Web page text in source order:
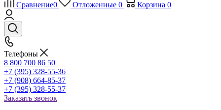
Сравнение0 Отложенные 0 Корзина 0
Телефоны
8 800 700 86 50
+7 (395) 328-55-36
+7 (908) 664-85-37
+7 (395) 328-55-37
Заказать звонок